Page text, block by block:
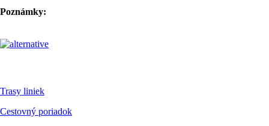
Poznámky:
Trasy liniek
Cestovný poriadok